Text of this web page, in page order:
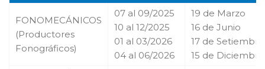
FONOMECÁNICOS
(Productores
Fonográficos)
07 al 09/2025
10 al 12/2025
01 al 03/2026
04 al 06/2026
19 de Marzo
16 de Junio
17 de Setiembre
15 de Diciembre